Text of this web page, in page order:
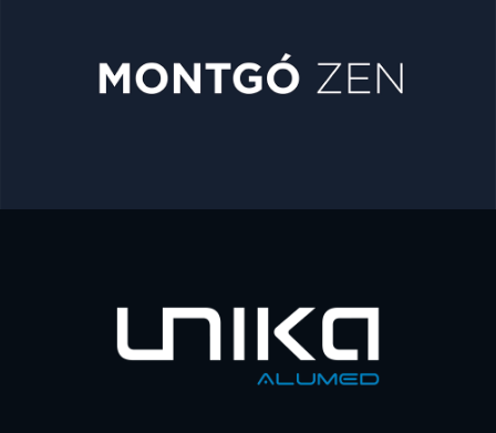
Montgo Zen
Arte web / Publicidad
Unika line
Arte web